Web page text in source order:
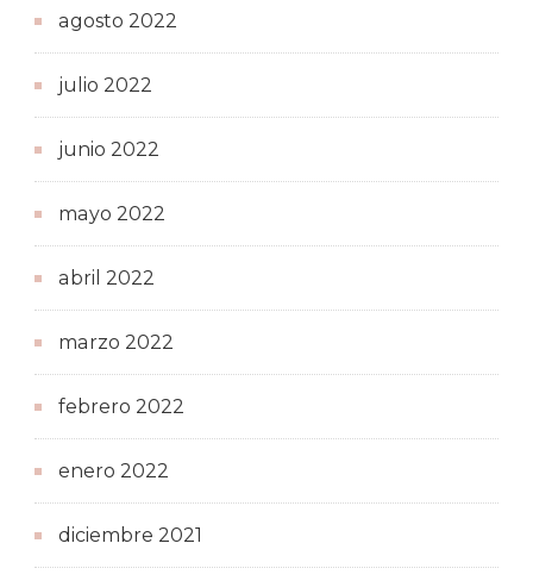
agosto 2022
julio 2022
junio 2022
mayo 2022
abril 2022
marzo 2022
febrero 2022
enero 2022
diciembre 2021